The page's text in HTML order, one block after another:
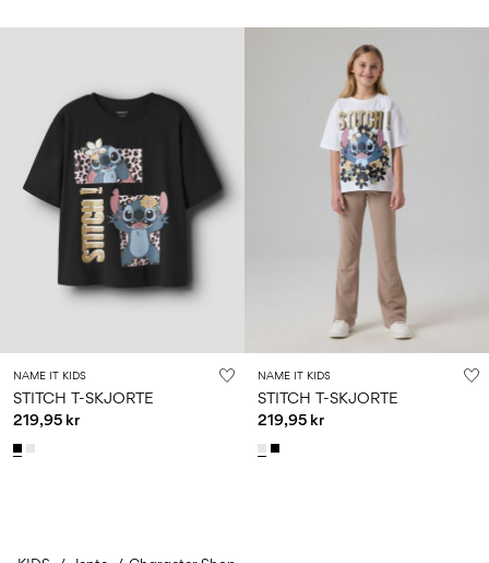
NAME IT KIDS
STITCH T-SKJORTE
219,95 kr
NAME IT KIDS
STITCH T-SKJORTE
219,95 kr